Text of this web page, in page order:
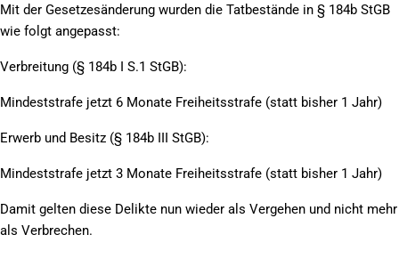
Mit der Gesetzesänderung wurden die Tatbestände in § 184b StGB
wie folgt angepasst:
Verbreitung (§ 184b I S.1 StGB):
Mindeststrafe jetzt 6 Monate Freiheitsstrafe (statt bisher 1 Jahr)
Erwerb und Besitz (§ 184b III StGB):
Mindeststrafe jetzt 3 Monate Freiheitsstrafe (statt bisher 1 Jahr)
Damit gelten diese Delikte nun wieder als Vergehen und nicht mehr
als Verbrechen.